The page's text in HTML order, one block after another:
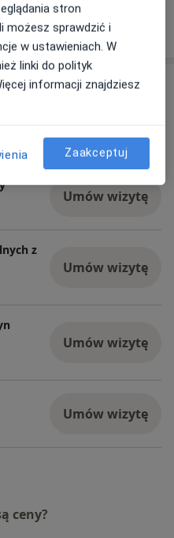
Pokaż więcej aktualności (2)
Umów wizytę
z
Umów wizytę
Umów wizytę
Umów wizytę
ceny?
stron
możesz sprawdzić i
w ustawieniach. W
linki do polityk
informacji znajdziesz
Zaakceptuj